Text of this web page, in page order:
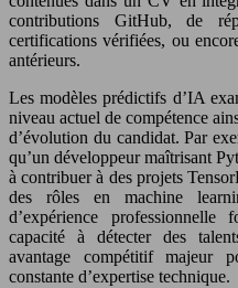
contributions GitHub, de
certifications vérifiées, ou
antérieurs.
Les modèles prédictifs d’IA
niveau actuel de compétence
d’évolution du candidat. Par
qu’un développeur maîtrisant
à contribuer à des projets
des rôles en machine
d’expérience
capacité à détecter des
avantage compétitif majeur
constante d’expertise technique.